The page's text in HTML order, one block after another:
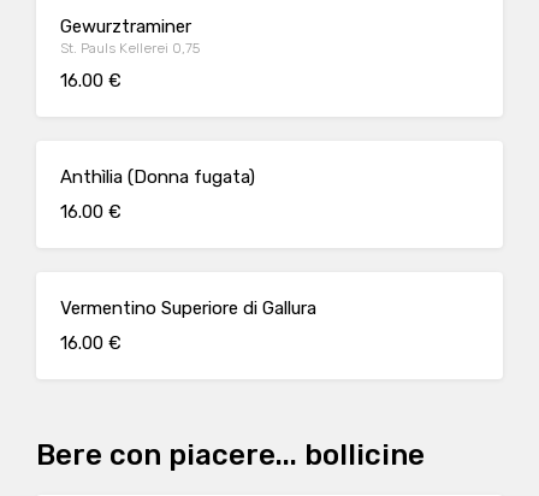
Gewurztraminer
St. Pauls Kellerei 0,75
16.00 €
Anthìlia (Donna fugata)
16.00 €
Vermentino Superiore di Gallura
16.00 €
Bere con piacere... bollicine